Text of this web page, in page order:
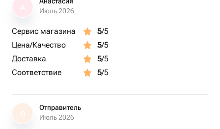
Июль 2026
Сервис магазина 5/5
Цена/Качество
5/5
Доставка
5/5
Соответствие
5/5
О
Отправитель
Июль 2026